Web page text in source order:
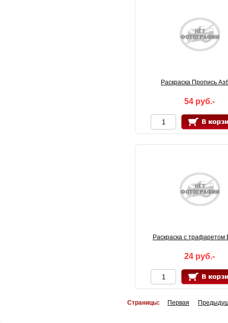
Раскраска Пропись
54 руб.-
Раскраска с
24 руб.-
Страницы: Первая